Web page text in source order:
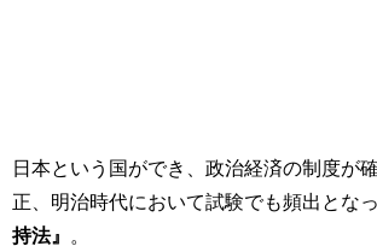
日本という国ができ、政治経済の制度が
正、明治時代において試験でも頻出とな
持法』